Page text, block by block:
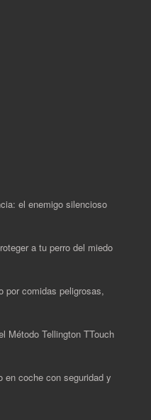
el enemigo silencioso
a tu perro del miedo
por comidas peligrosas,
Método Tellington TTouch
en coche con seguridad y